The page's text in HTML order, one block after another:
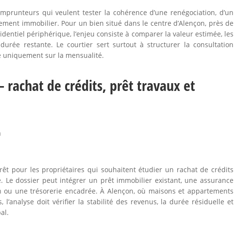
qui veulent tester la cohérence d’une renégociation, d’un
immobilier. Pour un bien situé dans le centre d’Alençon, près de
périphérique, l’enjeu consiste à comparer la valeur estimée, les
durée restante. Le courtier sert surtout à structurer la consultation
uniquement sur la mensualité.
rachat de crédits, prêt travaux et
pour les propriétaires qui souhaitent étudier un rachat de crédits
Le dossier peut intégrer un prêt immobilier existant, une assurance
une trésorerie encadrée. À Alençon, où maisons et appartements
l’analyse doit vérifier la stabilité des revenus, la durée résiduelle et